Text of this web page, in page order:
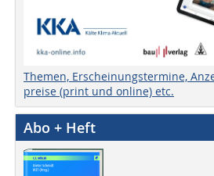
Themen, Erscheinungstermine,
preise (print und online) etc.
Abo + Heft